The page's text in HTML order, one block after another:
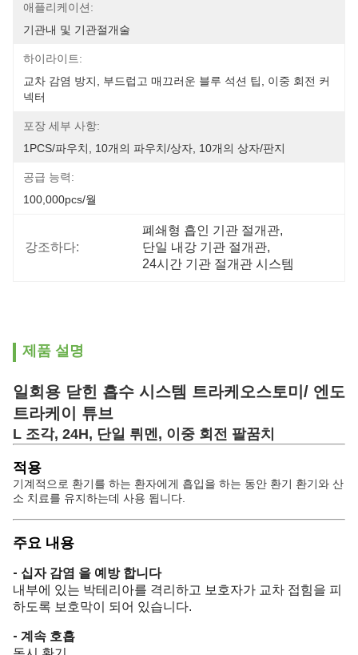
애플리케이션:
기관내 및 기관절개술
하이라이트:
교차 감염 방지, 부드럽고 매끄러운 블루 석션 팁, 이중 회전 커
넥터
포장 세부 사항:
1PCS/파우치, 10개의 파우치/상자, 10개의 상자/판지
공급 능력:
100,000pcs/월
강조하다:
폐쇄형 흡인 기관 절개관,
단일 내강 기관 절개관,
24시간 기관 절개관 시스템
제품 설명
일회용 닫힌 흡수 시스템 트라케오스토미/ 엔도
트라케이 튜브
L 조각, 24H, 단일 뤼멘, 이중 회전 팔꿈치
적용
기계적으로 환기를 하는 환자에게 흡입을 하는 동안 환기 환기와 산
소 치료를 유지하는데 사용 됩니다.
주요 내용
- 십자 감염 을 예방 합니다
내부에 있는 박테리아를 격리하고 보호자가 교차 접힘을 피
하도록 보호막이 되어 있습니다.
- 계속 호흡